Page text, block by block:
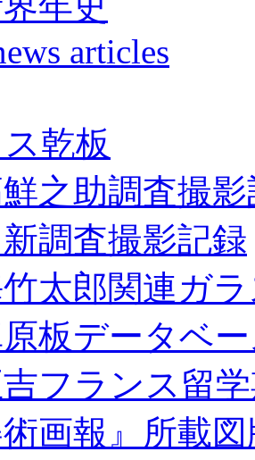
articles
乾板
之助調査撮
調査撮影記録
太郎関連ガ
板データベ
フランス留
術画報』所載